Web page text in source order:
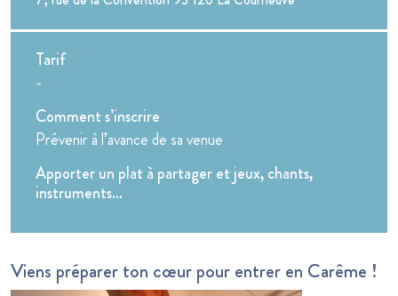
Tarif
-
Comment s’inscrire
Prévenir à l’avance de sa venue
Apporter un plat à partager et jeux, chants,
instruments…
Viens préparer ton cœur pour entrer en Carême !